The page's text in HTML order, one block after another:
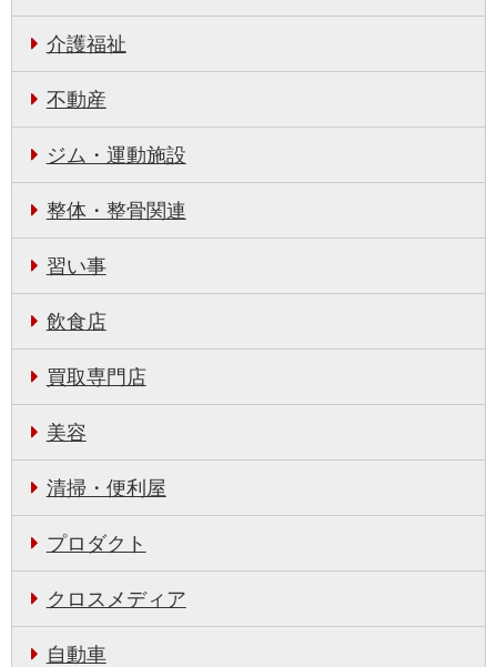
介護福祉
不動産
ジム・運動施設
整体・整骨関連
習い事
飲食店
買取専門店
美容
清掃・便利屋
プロダクト
クロスメディア
自動車